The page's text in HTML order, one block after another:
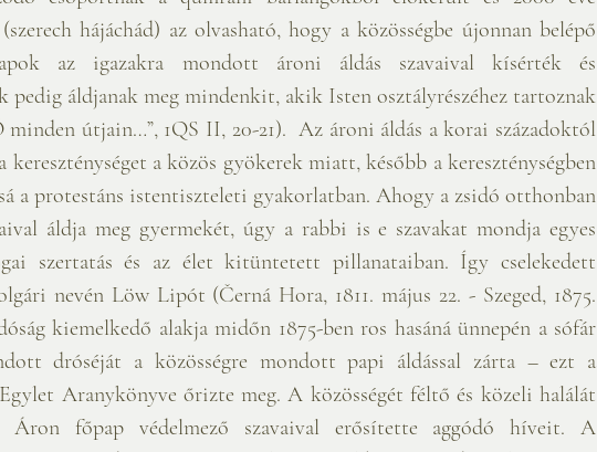
hájáchád) az olvasható, hogy a közösségbe újonnan belépő
az igazakra mondott ároni áldás szavaival kísérték és
pedig áldjanak meg mindenkit, akik Isten osztályrészéhez tartoznak
minden útjain…”, 1QS II, 20-21).  Az ároni áldás a korai századoktól
kereszténységet a közös gyökerek miatt, később a kereszténységben
a protestáns istentiszteleti gyakorlatban. Ahogy a zsidó otthonban
áldja meg gyermekét, úgy a rabbi is e szavakat mondja egyes
szertatás és az élet kitüntetett pillanataiban. Így cselekedett
nevén Löw Lipót (Černá Hora, 1811. május 22. - Szeged, 1875.
kiemelkedő alakja midőn 1875-ben ros hasáná ünnepén a sófár
dróséját a közösségre mondott papi áldással zárta – ezt a
Aranykönyve őrizte meg. A közösségét féltő és közeli halálát
főpap védelmező szavaival erősítette aggódó híveit. A